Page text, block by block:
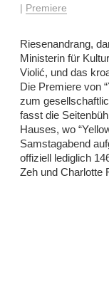
Premiere
Riesenandrang,
Ministerin für
Violić, und das
Die Premiere von
zum
fasst die
Hauses, wo
Samstagabend
offiziell lediglich
Zeh und Charlotte